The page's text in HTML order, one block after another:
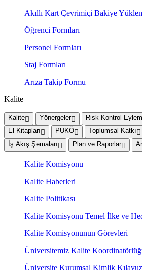
Akıllı Kart Çevrimiçi Bakiye
Öğrenci Formları
Personel Formları
Staj Formları
Arıza Takip Formu
Kalite
Kalite Yönergeler Risk Kontrol
El Kitapları
PUKÖ Toplumsal Katkı
İş Akış Şemaları
Plan ve Raporlar
Kalite Komisyonu
Kalite Haberleri
Kalite Politikası
Kalite Komisyonu Temel İlke ve
Kalite Komisyonunun Görevleri
Üniversitemiz Kalite
Üniversite Kurumsal Kimlik